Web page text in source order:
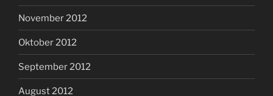
November 2012
Oktober 2012
September 2012
August 2012